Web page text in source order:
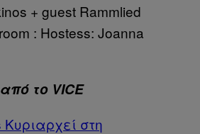
+ guest Rammlied
: Hostess: Joanna
το VICE
Κυριαρχεί στη